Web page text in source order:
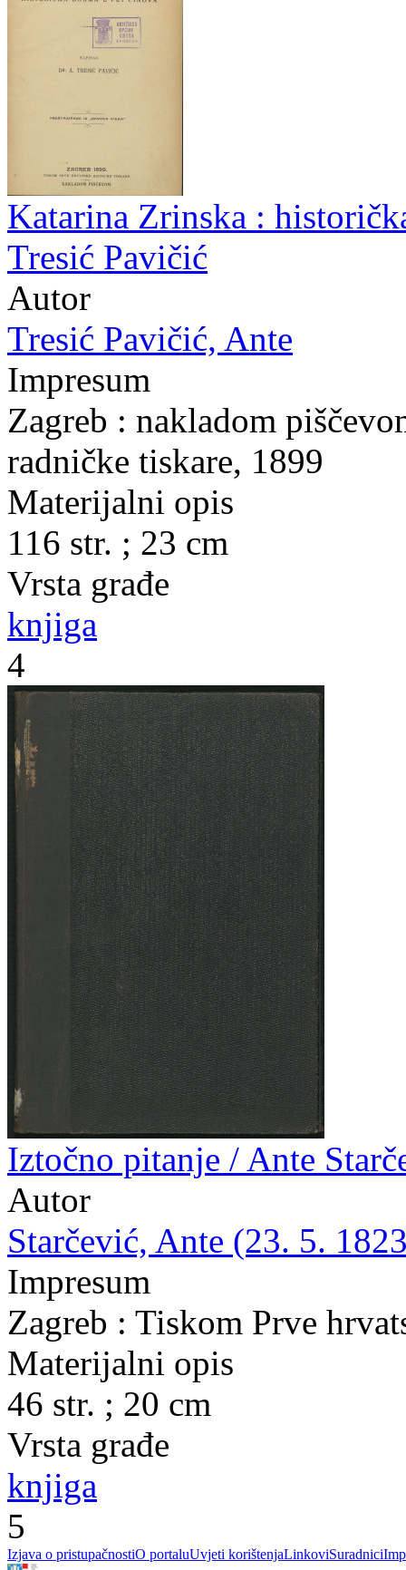
Katarina Zrinska :
Tresić Pavičić
Autor
Tresić Pavičić, Ante
Impresum
Zagreb : nakladom
radničke tiskare, 1899
Materijalni opis
116 str. ; 23 cm
Vrsta građe
knjiga
4
Iztočno pitanje / Ante
Autor
Starčević, Ante (23. 5.
Impresum
Zagreb : Tiskom Prve
Materijalni opis
46 str. ; 20 cm
Vrsta građe
knjiga
5
Izjava o pristupačnostiO portaluUvjeti korištenjaLinkoviSuradnici